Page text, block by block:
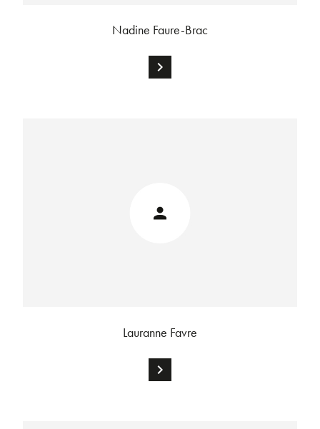
Nadine Faure-Brac
chevron_right
Lauranne Favre
chevron_right